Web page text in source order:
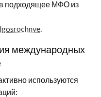
подходящее МФО из
международных
используются